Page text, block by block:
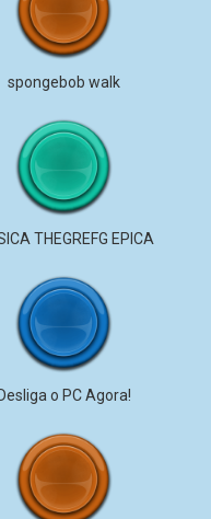
spongebob walk
THEGREFG EPICA
Desliga o PC Agora!